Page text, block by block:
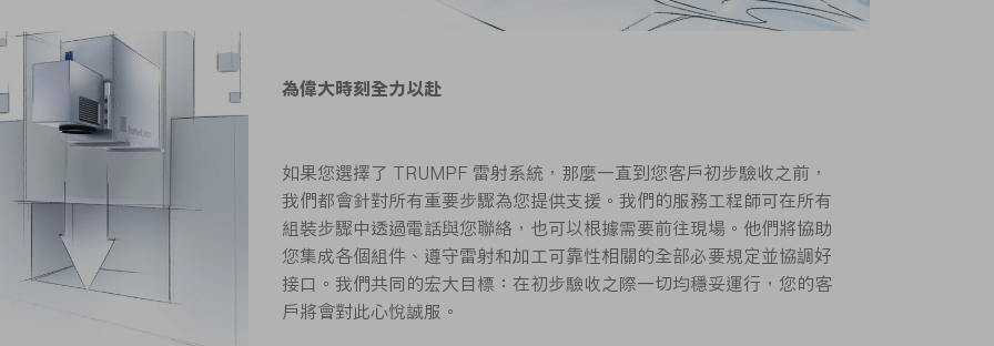
為偉大時刻全力以赴
如果您選擇了 TRUMPF 雷射系統，那麼一直到您客戶初步驗收之前，
我們都會針對所有重要步驟為您提供支援。我們的服務工程師可在所有
組裝步驟中透過電話與您聯絡，也可以根據需要前往現場。他們將協助
您集成各個組件、遵守雷射和加工可靠性相關的全部必要規定並協調好
接口。我們共同的宏大目標：在初步驗收之際一切均穩妥運行，您的客
戶將會對此心悅誠服。